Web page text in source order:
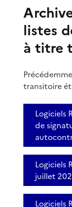
listes
à titre
transitoire
Logiciels
de
Logiciels
juillet
Logiciels